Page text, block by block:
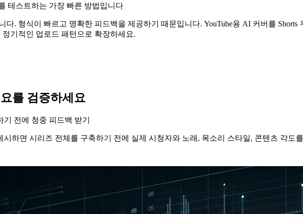
테스트하는 가장 빠른 방법입니다
다. 형식이 빠르고 명확한 피드백을 제공하기 때문입니다. YouTube용 AI 커버를
기적인 업로드 패턴으로 확장하세요.
를 검증하세요
전에 청중 피드백 받기
시하면 시리즈 전체를 구축하기 전에 실제 시청자와 노래, 목소리 스타일, 콘텐츠 각도